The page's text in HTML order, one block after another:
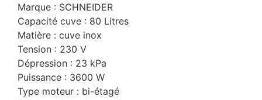
Marque : SCHNEIDER
Capacité cuve : 80 Litres
Matière : cuve inox
Tension : 230 V
Dépression : 23 kPa
Puissance : 3600 W
Type moteur : bi-étagé